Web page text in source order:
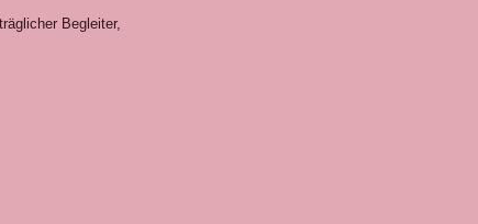
Begleiter,